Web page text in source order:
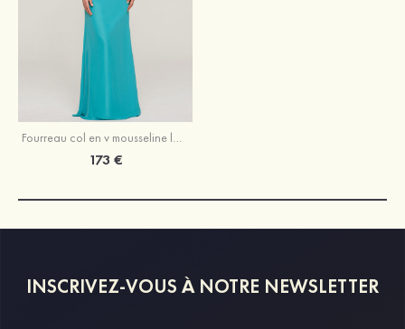
Fourreau col en v mousseline longueur ras du sol robe de mère de la mariée avec appliqué perle plissé
173 €
INSCRIVEZ-VOUS À NOTRE NEWSLETTER